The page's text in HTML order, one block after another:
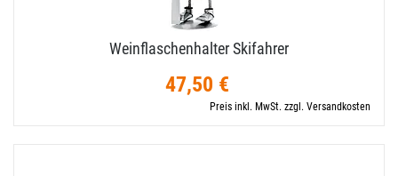
Weinflaschenhalter Skifahrer
47,50 €
Preis inkl. MwSt. zzgl. Versandkosten